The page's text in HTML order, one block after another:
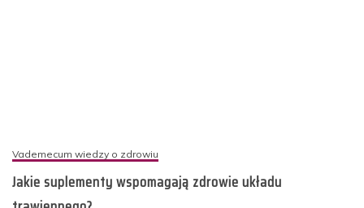
Vademecum wiedzy o zdrowiu
Jakie suplementy wspomagają zdrowie układu